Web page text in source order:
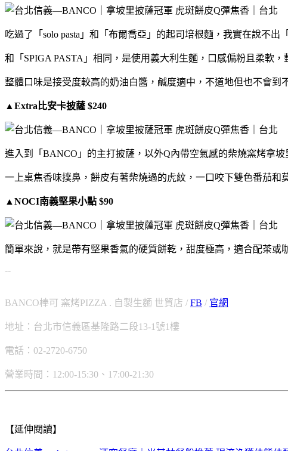
吃過了「solo pasta」和「布爾喬亞」的起司培根麵，我實在說不
和「SPIGA PASTA」相同，是使用義大利生麵，口感偏粉且柔軟
整體口味是接受度較高的奶油白醬，鹹度適中，不道地但也不會到
▲Extra比安卡披薩 $240
進入到「BANCO」的主打披薩，以外Q內帶空氣感的柴燒窯烤拿
一上桌焦香味撲鼻，餅皮有著柴燒過的虎紋，一口咬下雙色番茄
▲NOCI南義堅果小點 $90
簡單來說，就是帶有堅果香氣的硬質餅乾，甜度極高，適合配茶或
--
BANCO棒可 窯烤PIZZA . 自製生麵 世貿店 / FB / 官網
地址：台北市信義區基隆路二段13-1號1樓
電話：02-2720-6750
營業時間：12:00-15:30、17:00-21:30
【延伸閱讀】